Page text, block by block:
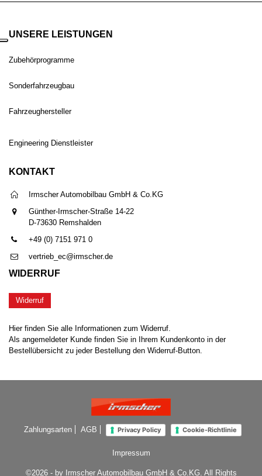
UNSERE LEISTUNGEN
Zubehörprogramme
Sonderfahrzeugbau
Fahrzeughersteller
Engineering Dienstleister
KONTAKT
Irmscher Automobilbau GmbH & Co.KG
Günther-Irmscher-Straße 14-22
D-73630 Remshalden
+49 (0) 7151 971 0
vertrieb_ec@irmscher.de
WIDERRUF
Widerruf
Hier finden Sie alle Informationen zum Widerruf.
Als angemeldeter Kunde finden Sie in Ihrem Kundenkonto in der
Bestellübersicht zu jeder Bestellung den Widerruf-Button.
Zahlungsarten AGB Privacy Policy Cookie-Richtlinie
Impressum
©2026 - by Irmscher Automobilbau GmbH & Co.KG. All Rights